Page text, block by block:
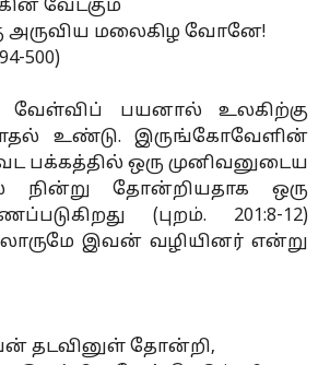
வேட்கும்
அருவிய மலைகிழ வோனே!
500)
வேள்விப் பயனால் உலகிற்கு
உண்டு. இருங்கோவேளின்
பக்கத்தில் ஒரு முனிவனுடைய
நின்று தோன்றியதாக ஒரு
(புறம். 201:8-12)
இவன் வழியினர் என்று
தடவினுள் தோன்றி,